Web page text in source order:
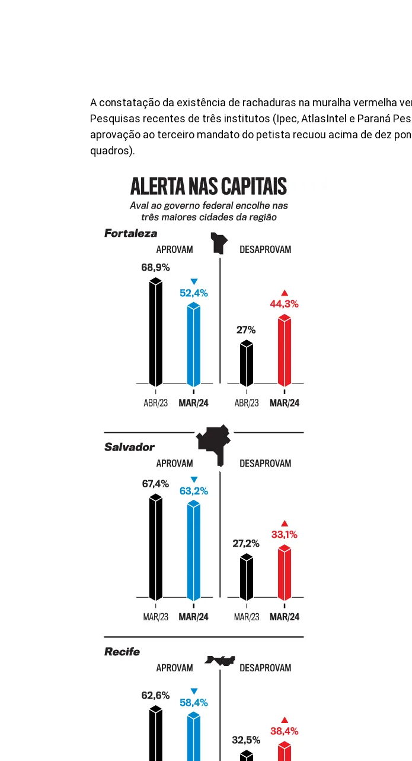
A constatação da existência de rachaduras na muralha vermelha
Pesquisas recentes de três institutos (Ipec, AtlasIntel e Paraná
aprovação ao terceiro mandato do petista recuou acima de dez
quadros).